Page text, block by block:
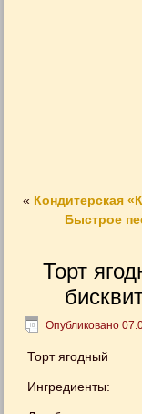
« Кондитерская
Быстрое
Торт
Опубликовано
Торт ягодный
Ингредиенты: